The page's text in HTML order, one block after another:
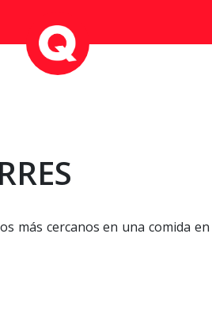
más cercanos en una comida